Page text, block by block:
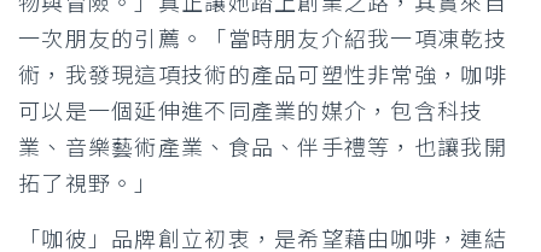
一次朋友的引薦。「當時朋友介紹我一項凍乾技
術，我發現這項技術的產品可塑性非常強，咖啡
可以是一個延伸進不同產業的媒介，包含科技
業、音樂藝術產業、食品、伴手禮等，也讓我開
拓了視野。」
「咖彼」品牌創立初衷，是希望藉由咖啡，連結